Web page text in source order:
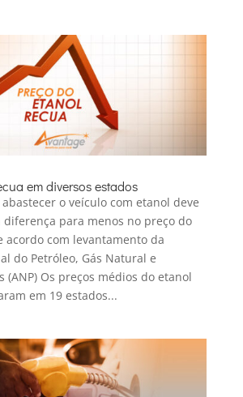
em diversos estados
o veículo com etanol deve
para menos no preço do
acordo com levantamento da
do Petróleo, Gás Natural e
(ANP) Os preços médios do etanol
em 19 estados...